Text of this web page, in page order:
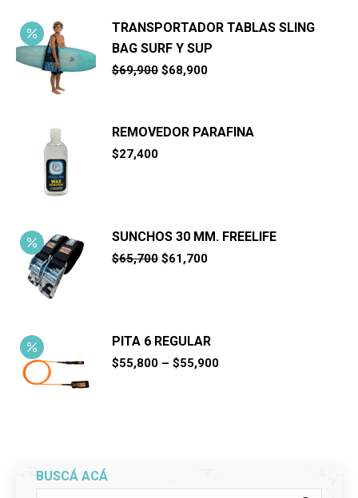
TRANSPORTADOR TABLAS SLING
BAG SURF Y SUP
$69,900 El
$69,900.
$68,900El
$68,900.
REMOVEDOR PARAFINA
$27,400
SUNCHOS 30 MM. FREELIFE
$65,700 El
$61,700El
PITA 6 REGULAR
$55,800 – $55,900
BUSCÁ ACÁ